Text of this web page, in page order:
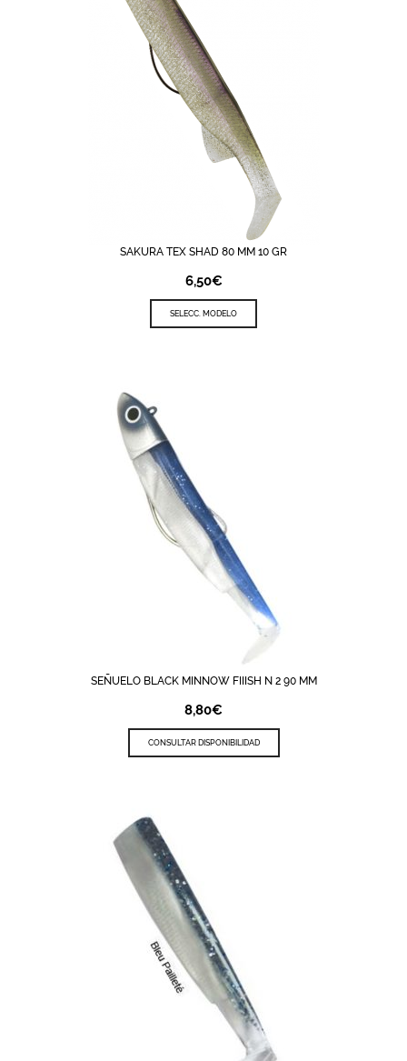
SAKURA TEX SHAD 80 MM 10 GR
6,50€
SELECC. MODELO
SEÑUELO BLACK MINNOW FIIISH N 2 90 MM
8,80€
CONSULTAR DISPONIBILIDAD